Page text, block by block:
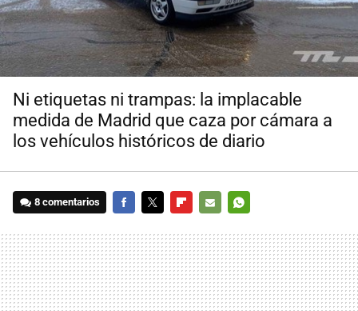
Ni etiquetas ni trampas: la implacable
medida de Madrid que caza por cámara a
los vehículos históricos de diario
8 comentarios
MAIL